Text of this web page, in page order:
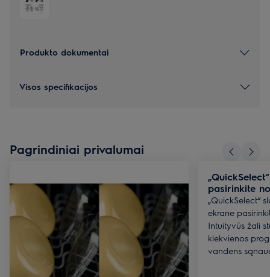
Produkto dokumentai
Visos specifikacijos
Pagrindiniai privalumai
pasirinkite
„QuickSelect“
ekrane
Intuityvūs žali
kiekvienos
vandens